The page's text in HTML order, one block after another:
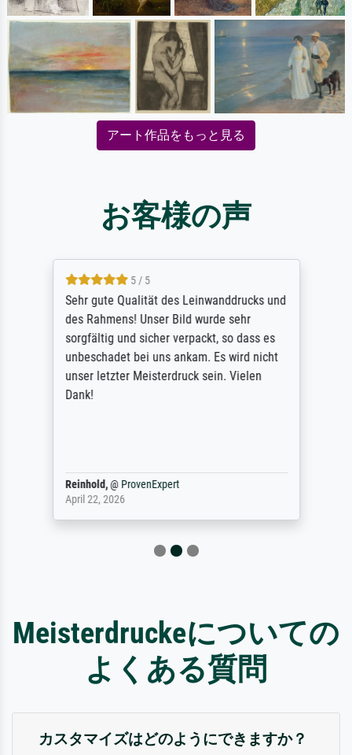
アート作品をもっと見る
お客様の声
5 / 5
Sehr gute Qualität des Leinwanddrucks und
des Rahmens! Unser Bild wurde sehr
sorgfältig und sicher verpackt, so dass es
unbeschadet bei uns ankam. Es wird nicht
unser letzter Meisterdruck sein. Vielen
Dank!
Reinhold,@ ProvenExpert
April 22, 2026
Meisterdruckeについての
よくある質問
カスタマイズはどのようにできますか？